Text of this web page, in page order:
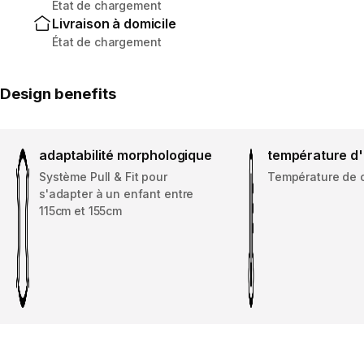
État de chargement
Livraison à domicile
État de chargement
Design benefits
adaptabilité morphologique
Système Pull & Fit pour
s'adapter à un enfant entre
115cm et 155cm
température
Température de